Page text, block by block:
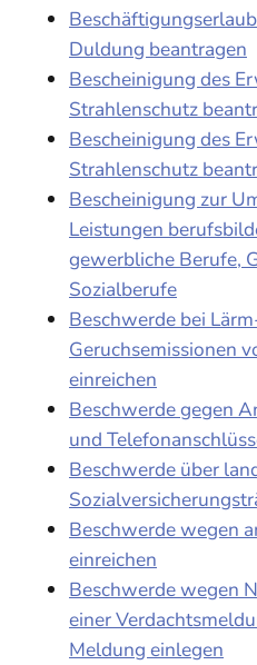
Duldung beantragen
Bescheinigung des
Strahlenschutz
Bescheinigung des
Strahlenschutz
Bescheinigung zur
Leistungen
gewerbliche Berufe,
Sozialberufe
Beschwerde bei
Geruchsemissionen
einreichen
Beschwerde gegen
und
Beschwerde über
Beschwerde wegen
einreichen
Beschwerde wegen
einer
Meldung einlegen